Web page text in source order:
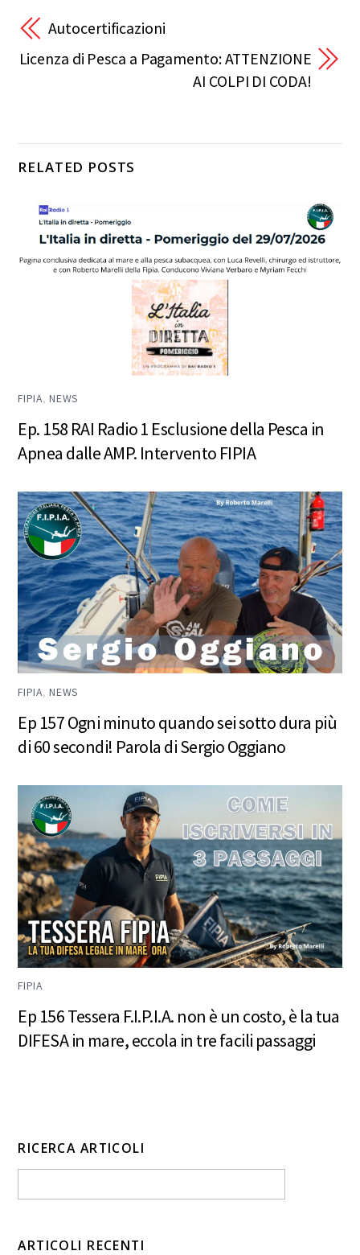
Autocertificazioni
Licenza di Pesca a Pagamento: ATTENZIONE
AI COLPI DI CODA!
RELATED POSTS
FIPIA,NEWS
Ep. 158 RAI Radio 1 Esclusione della Pesca in
Apnea dalle AMP. Intervento FIPIA
FIPIA,NEWS
Ep 157 Ogni minuto quando sei sotto dura più
di 60 secondi! Parola di Sergio Oggiano
FIPIA
Ep 156 Tessera F.I.P.I.A. non è un costo, è la tua
DIFESA in mare, eccola in tre facili passaggi
RICERCA ARTICOLI
ARTICOLI RECENTI